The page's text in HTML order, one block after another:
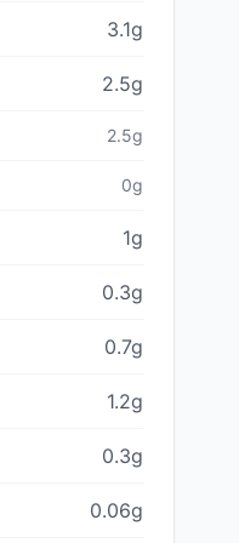
3.1g
2.5g
2.5g
0g
1g
0.3g
0.7g
1.2g
0.3g
0.06g